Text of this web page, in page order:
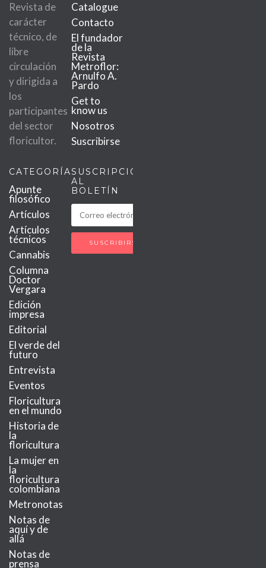
Revista de
carácter
técnico, de
libre
circulación
y dirigida a
los
participantes
del sector
floricultor.
Catalogue
Contacto
El fundador
de la
Revista
Metroflor:
Arnulfo A.
Pardo
Get to
know us
Nosotros
Suscribirse
CATEGORÍAS
Apunte
filosófico
Artículos
Artículos
técnicos
Cannabis
Columna
Doctor
Vergara
Edición
impresa
Editorial
El verde del
futuro
Entrevista
Eventos
Floricultura
en el mundo
Historia de
la
floricultura
La mujer en
la
floricultura
colombiana
Metronotas
Notas de
aquí y de
allá
Notas de
prensa
SUSCRIPCIÓN
AL
BOLETÍN